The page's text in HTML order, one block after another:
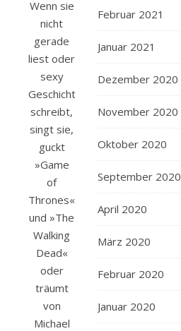
Wenn sie
nicht
gerade
liest oder
sexy
Geschichten
schreibt,
singt sie,
guckt
»Game
of
Thrones«
und »The
Walking
Dead«
oder
träumt
von
Michael
Februar 2021
Januar 2021
Dezember 2020
November 2020
Oktober 2020
September 2020
April 2020
März 2020
Februar 2020
Januar 2020